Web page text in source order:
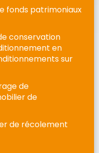
fonds patrimoniaux
conservation
en
sur
de
de
de récolement